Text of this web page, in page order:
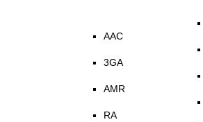
AAC
3GA
AMR
RA